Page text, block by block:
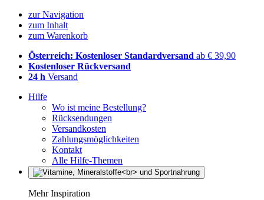
zur Navigation
zum Inhalt
zum Warenkorb
Österreich: Kostenloser Standardversand ab € 39,90
Kostenloser Rückversand
24 h Versand
Hilfe
Wo ist meine Bestellung?
Rücksendungen
Versandkosten
Zahlungsmöglichkeiten
Kontakt
Alle Hilfe-Themen
Mehr Inspiration